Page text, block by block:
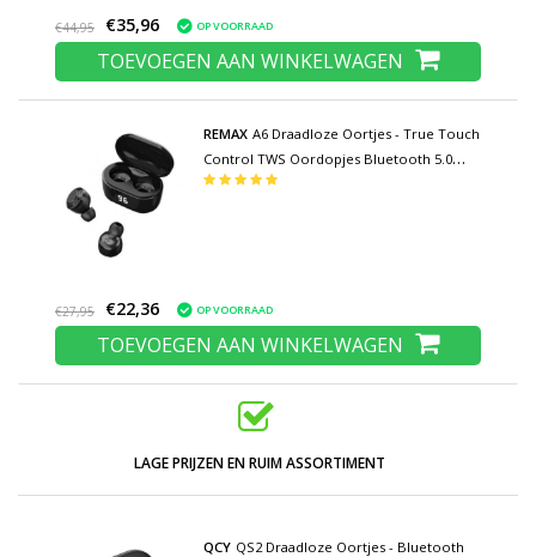
€44,95 €35,96 OP VOORRAAD
TOEVOEGEN AAN WINKELWAGEN
REMAX A6 Draadloze Oortjes - True Touch
Control TWS Oordopjes Bluetooth 5.0
Wireless Ear Buds Earphones Oortelefoon
€27,95 €22,36 OP VOORRAAD
TOEVOEGEN AAN WINKELWAGEN
LAGE PRIJZEN EN RUIM ASSORTIMENT
QCY QS2 Draadloze Oortjes - Bluetooth